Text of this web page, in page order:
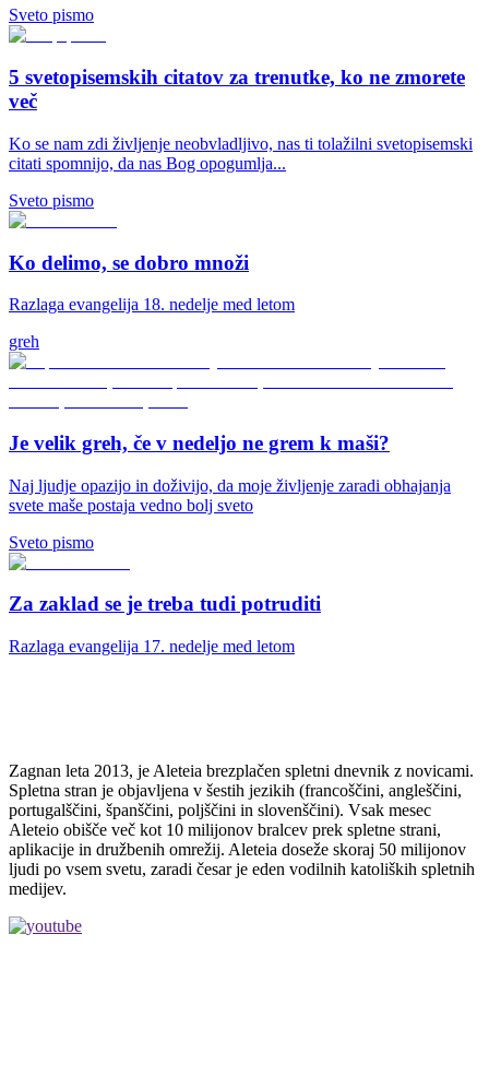
Sveto pismo
5 svetopisemskih citatov za trenutke, ko ne zmorete
več
Ko se nam zdi življenje neobvladljivo, nas ti tolažilni svetopisemski
citati spomnijo, da nas Bog opogumlja...
Sveto pismo
Ko delimo, se dobro množi
Razlaga evangelija 18. nedelje med letom
greh
Je velik greh, če v nedeljo ne grem k maši?
Naj ljudje opazijo in doživijo, da moje življenje zaradi obhajanja
svete maše postaja vedno bolj sveto
Sveto pismo
Za zaklad se je treba tudi potruditi
Razlaga evangelija 17. nedelje med letom
Zagnan leta 2013, je Aleteia brezplačen spletni dnevnik z novicami.
Spletna stran je objavljena v šestih jezikih (francoščini, angleščini,
portugalščini, španščini, poljščini in slovenščini). Vsak mesec
Aleteio obišče več kot 10 milijonov bralcev prek spletne strani,
aplikacije in družbenih omrežij. Aleteia doseže skoraj 50 milijonov
ljudi po vsem svetu, zaradi česar je eden vodilnih katoliških spletnih
medijev.